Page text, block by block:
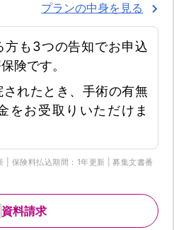
プランの中身を見る
方も3つの告知でお申込
険です。
れたとき、手術の有無
をお受取りいただけま
| 保険料払込期間：1年更新 | 募集文書番
資料請求